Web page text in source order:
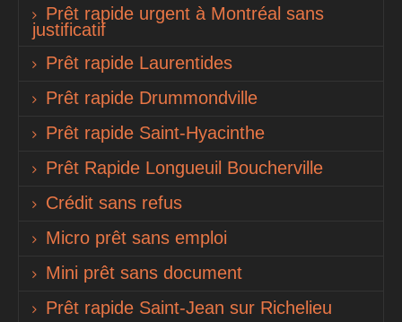
Prêt rapide urgent à Montréal sans
justificatif
Prêt rapide Laurentides
Prêt rapide Drummondville
Prêt rapide Saint-Hyacinthe
Prêt Rapide Longueuil Boucherville
Crédit sans refus
Micro prêt sans emploi
Mini prêt sans document
Prêt rapide Saint-Jean sur Richelieu